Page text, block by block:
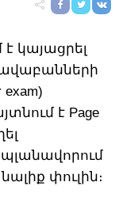
կայացրել
է Page
պլանավորում
փուլին։